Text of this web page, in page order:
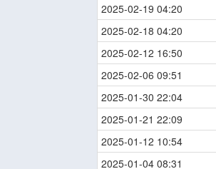
2025-02-19 04:20
2025-02-18 04:20
2025-02-12 16:50
2025-02-06 09:51
2025-01-30 22:04
2025-01-21 22:09
2025-01-12 10:54
2025-01-04 08:31